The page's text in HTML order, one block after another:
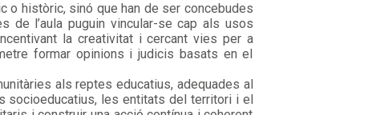
o històric, sinó que han de ser concebudes
de l’aula puguin vincular-se cap als usos
la creativitat i cercant vies per a
formar opinions i judicis basats en el
als reptes educatius, adequades al
socioeducatius, les entitats del territori i el